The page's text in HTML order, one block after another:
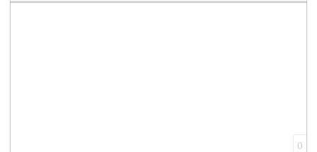
Вставить смайлик
Вставка скрытого текста
Вставка цитаты
Вставка спойлера
0